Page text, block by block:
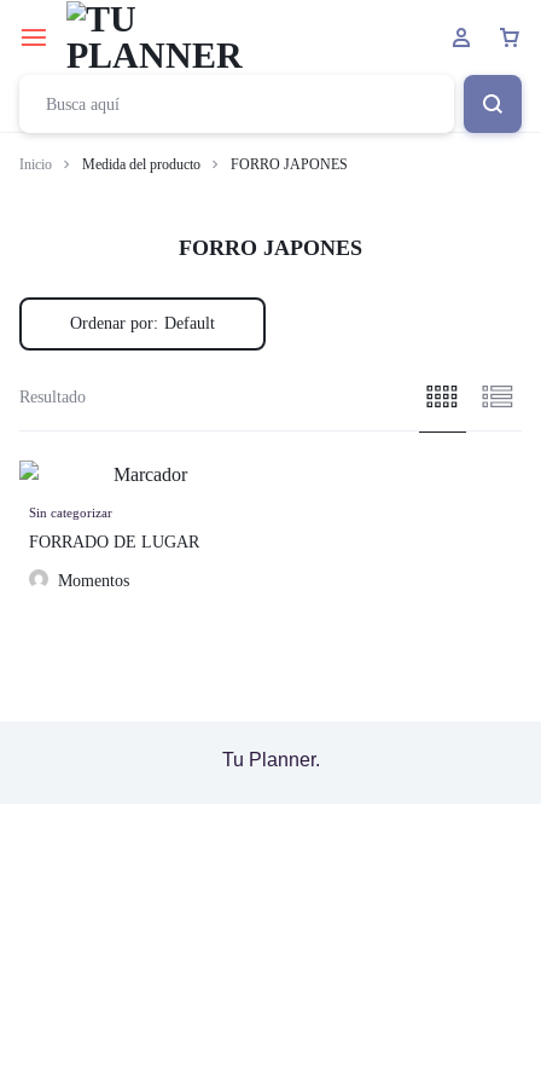
Inicio Medida del producto FORRO JAPONES
FORRO JAPONES
Ordenar por: Default
Resultado
Sin categorizar
FORRADO DE LUGAR
Momentos
Tu Planner.